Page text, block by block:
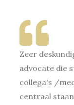
Zeer
advocate die
collega's /
centraal